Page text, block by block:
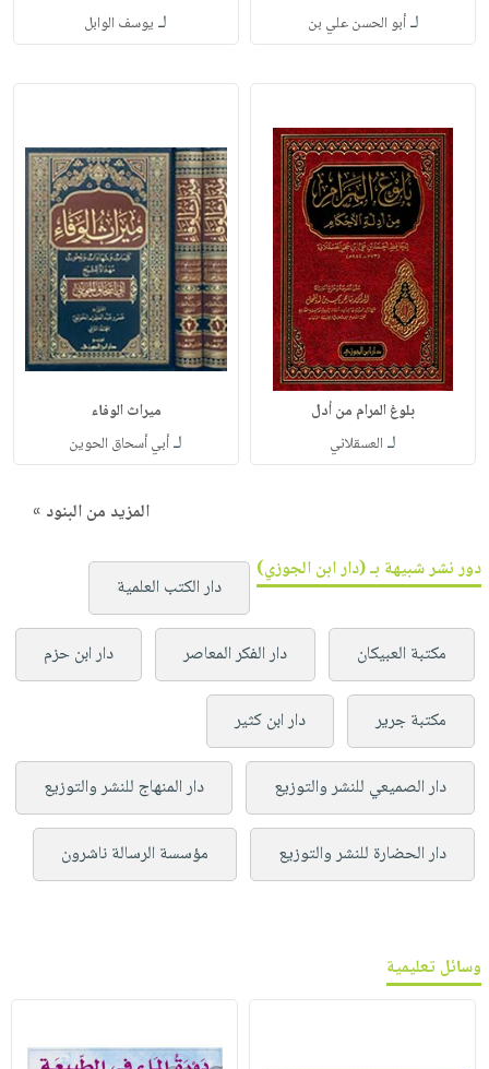
لـأبو الحسن علي بن لـ يوسف الوابل
بلوغ المرام من أدل
لـ العسقلاني
ميراث الوفاء
لـأبي أسحاق الحوين
المزيد من البنود »
دور نشر شبيهة بـ (دار ابن الجوزي)
دار الكتب العلمية
مكتبة العبيكان دار الفكر المعاصر دار ابن حزم
مكتبة جرير دار ابن كثير
دار الصميعي للنشر والتوزيع دار المنهاج للنشر والتوزيع
دار الحضارة للنشر والتوزيع مؤسسة الرسالة ناشرون
وسائل تعليمية